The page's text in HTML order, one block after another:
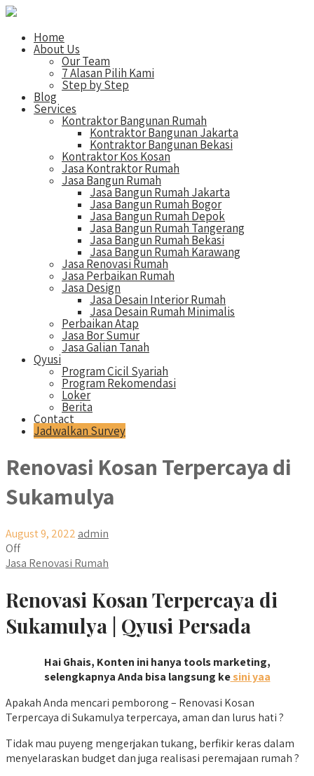
Home
About Us
Our Team
7 Alasan Pilih Kami
Step by Step
Blog
Services
Kontraktor Bangunan Rumah
Kontraktor Bangunan Jakarta
Kontraktor Bangunan Bekasi
Kontraktor Kos Kosan
Jasa Kontraktor Rumah
Jasa Bangun Rumah
Jasa Bangun Rumah Jakarta
Jasa Bangun Rumah Bogor
Jasa Bangun Rumah Depok
Jasa Bangun Rumah Tangerang
Jasa Bangun Rumah Bekasi
Jasa Bangun Rumah Karawang
Jasa Renovasi Rumah
Jasa Perbaikan Rumah
Jasa Design
Jasa Desain Interior Rumah
Jasa Desain Rumah Minimalis
Perbaikan Atap
Jasa Bor Sumur
Jasa Galian Tanah
Qyusi
Program Cicil Syariah
Program Rekomendasi
Loker
Berita
Contact
Jadwalkan Survey
Renovasi Kosan Terpercaya di
Sukamulya
August 9, 2022 admin
Off
Jasa Renovasi Rumah
Renovasi Kosan Terpercaya di
Sukamulya | Qyusi Persada
Hai Ghais, Konten ini hanya tools marketing,
selengkapnya Anda bisa langsung kesini yaa
Apakah Anda mencari pemborong – Renovasi Kosan
Terpercaya di Sukamulya terpercaya, aman dan lurus hati ?
Tidak mau puyeng mengerjakan tukang, berfikir keras dalam
menyelaraskan budget dan juga realisasi peremajaan rumah ?